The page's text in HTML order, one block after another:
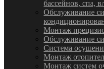
бассейнов, спа,
Обслуживание
Монтаж
Обслуживание
Система
Монтаж
Монтаж систем